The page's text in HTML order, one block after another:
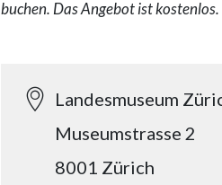
buchen. Das Angebot ist kostenlos.
Landesmuseum
Museumstrasse 2
8001 Zürich